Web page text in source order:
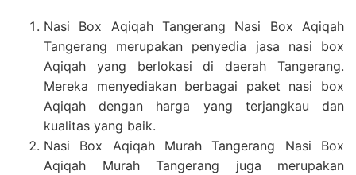
Nasi Box Aqiqah Tangerang Nasi Box Aqiqah
Tangerang merupakan penyedia jasa nasi box
Aqiqah yang berlokasi di daerah Tangerang.
Mereka menyediakan berbagai paket nasi box
Aqiqah dengan harga yang terjangkau dan
kualitas yang baik.
Nasi Box Aqiqah Murah Tangerang Nasi Box
Aqiqah Murah Tangerang juga merupakan